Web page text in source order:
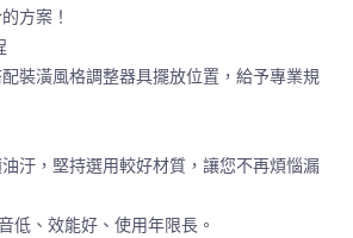
方案！
裝潢風格調整器具擺放位置，給予專業規
汙，堅持選用較好材質，讓您不再煩惱漏
低、效能好、使用年限長。